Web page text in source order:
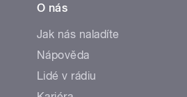
O nás
Jak nás naladíte
Nápověda
Lidé v rádiu